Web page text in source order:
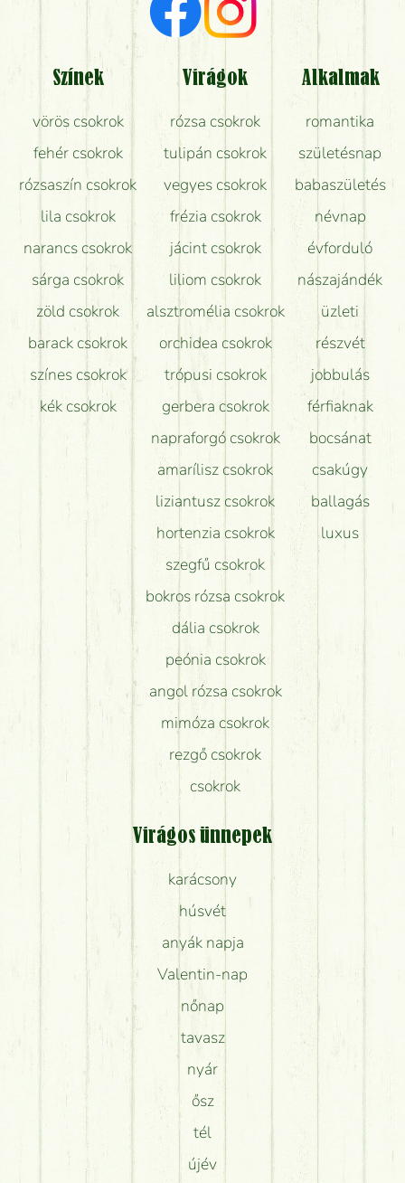
Milyen visszajelzést kapok a virágküldésről?
Tényleg azt kapom, ami a képen van?
Mit kell tudni a virágcsokrok szállításáról?
Hogy marad a lehető legtovább friss a csokor?
Tudok adventi koszorút vásárolni boltban?
Színek
vörös csokrok
fehér csokrok
rózsaszín csokrok
lila csokrok
narancs csokrok
sárga csokrok
zöld csokrok
barack csokrok
színes csokrok
kék csokrok
Virágok
rózsa csokrok
tulipán csokrok
vegyes csokrok
frézia csokrok
jácint csokrok
liliom csokrok
alsztromélia csokrok
orchidea csokrok
trópusi csokrok
gerbera csokrok
napraforgó csokrok
amarílisz csokrok
liziantusz csokrok
hortenzia csokrok
szegfű csokrok
bokros rózsa csokrok
dália csokrok
peónia csokrok
angol rózsa csokrok
mimóza csokrok
rezgő csokrok
csokrok
Alkalmak
romantika
születésnap
babaszületés
névnap
évforduló
nászajándék
üzleti
részvét
jobbulás
férfiaknak
bocsánat
csakúgy
ballagás
luxus
Virágos ünnepek
karácsony
húsvét
anyák napja
Valentin-nap
nőnap
tavasz
nyár
ősz
tél
újév